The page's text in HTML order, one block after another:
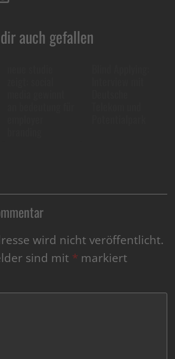
auch gefallen
wird nicht veröffentlicht.
sind mit * markiert